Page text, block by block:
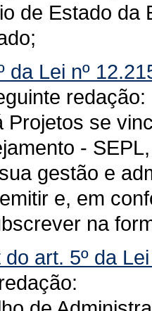
de Estado
da Lei nº
redação:
Projetos se
-
gestão e
e, em
na
do art. 5º da